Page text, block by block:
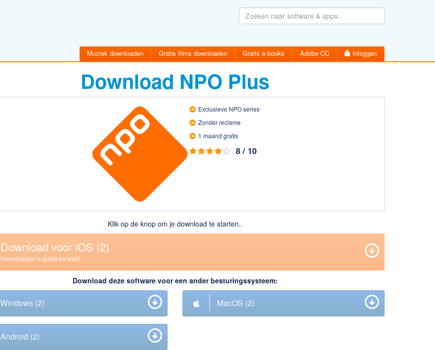
Muziek downloaden Gratis films downloaden Gratis e-books Adobe CC Inloggen
Wachtwoord vergeten
Activatiemail hersturen
Download NPO Plus
Exclusieve NPO series
Zonder reclame
1 maand gratis
8 / 10
Klik op de knop om je download te starten..
Download voor iOS (2)
Downloaden is gratis en snel!
Download deze software voor een ander besturingssysteem:
Windows (2) MacOS (2)
Android (2)